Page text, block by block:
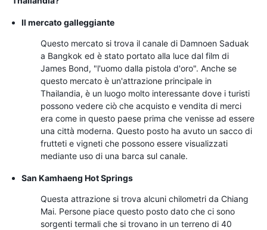
Il mercato galleggiante
Questo mercato si trova il canale di Damnoen Saduak
a Bangkok ed è stato portato alla luce dal film di
James Bond, "l'uomo dalla pistola d'oro". Anche se
questo mercato è un'attrazione principale in
Thailandia, è un luogo molto interessante dove i turisti
possono vedere ciò che acquisto e vendita di merci
era come in questo paese prima che venisse ad essere
una città moderna. Questo posto ha avuto un sacco di
frutteti e vigneti che possono essere visualizzati
mediante uso di una barca sul canale.
San Kamhaeng Hot Springs
Questa attrazione si trova alcuni chilometri da Chiang
Mai. Persone piace questo posto dato che ci sono
sorgenti termali che si trovano in un terreno di 40